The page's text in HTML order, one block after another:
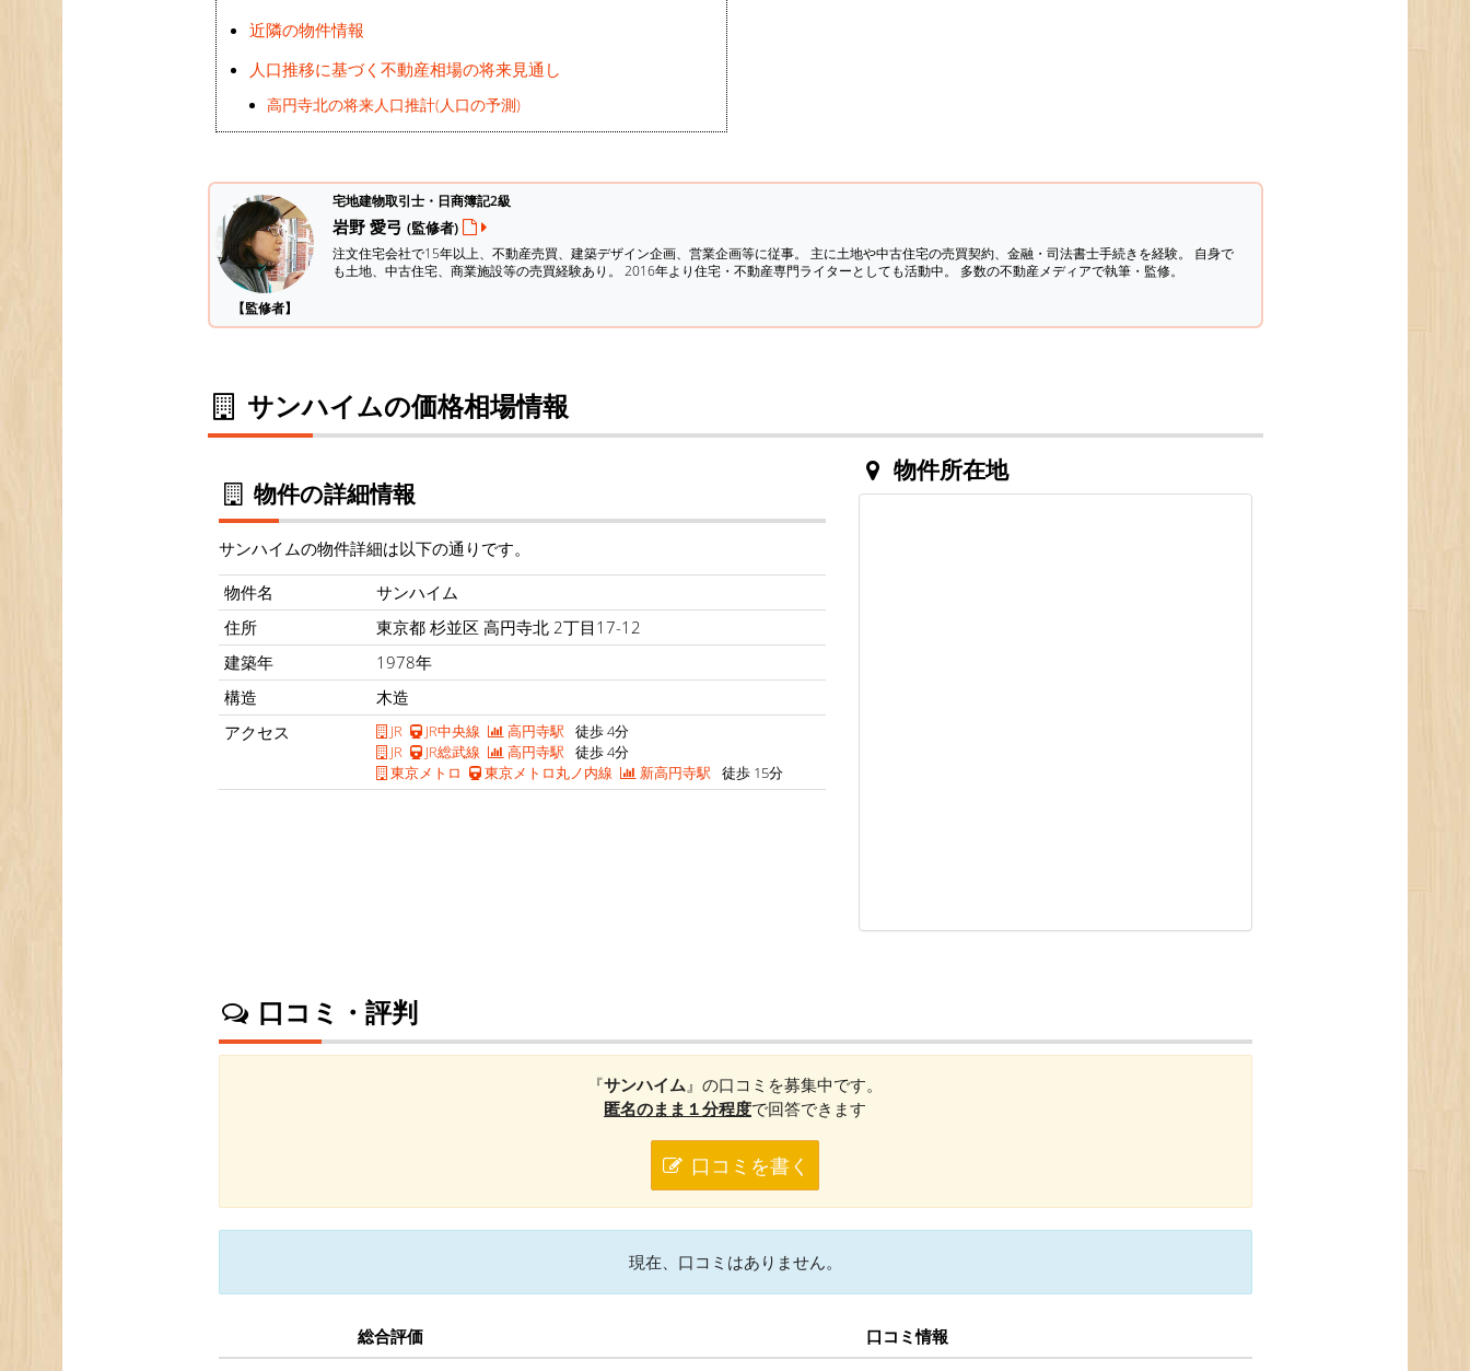
近隣の物件情報
人口推移に基づく不動産相場の将来見通し
高円寺北の将来人口推計(人口の予測)
【監修者】
宅地建物取引士・日商簿記2級
岩野 愛弓 (監修者)
注文住宅会社で15年以上、不動産売買、建築デザイン企画、営業企画等に従事。 主に土地や中古住宅の売買契約、金融・司法書士手続きを経験。 自身で
も土地、中古住宅、商業施設等の売買経験あり。 2016年より住宅・不動産専門ライターとしても活動中。 多数の不動産メディアで執筆・監修。
サンハイムの価格相場情報
物件の詳細情報
サンハイムの物件詳細は以下の通りです。
物件名
サンハイム
住所
東京都 杉並区 高円寺北 2丁目17-12
建築年
1978年
構造
木造
アクセス
JR JR中央線 高円寺駅 徒歩 4分
JR
JR総武線 高円寺駅 徒歩 4分
東京メトロ
東京メトロ丸ノ内線 新高円寺駅 徒歩 15分
物件所在地
口コミ・評判
『サンハイム 』の口コミを募集中です。
匿名のまま１分程度で回答できます
口コミを書く
現在、口コミはありません。
総合評価 口コミ情報